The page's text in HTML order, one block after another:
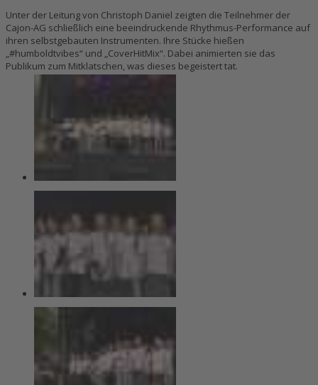
Unter der Leitung von Christoph Daniel zeigten die Teilnehmer der
Cajon-AG schließlich eine beeindruckende Rhythmus-Performance auf
ihren selbstgebauten Instrumenten. Ihre Stücke hießen
„#humboldtvibes“ und „CoverHitMix“. Dabei animierten sie das
Publikum zum Mitklatschen, was dieses begeistert tat.